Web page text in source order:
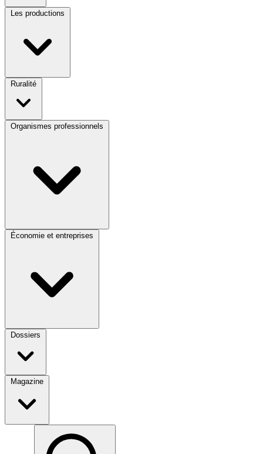
Les productions
Ruralité
Organismes professionnels
Économie et entreprises
Dossiers
Magazine